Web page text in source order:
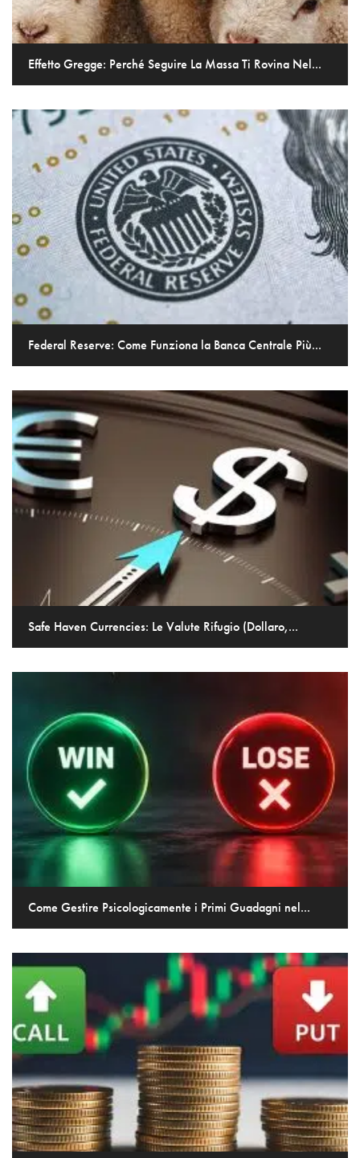
Effetto Gregge: Perché Seguire La Massa Ti Rovina Nel...
Federal Reserve: Come Funziona la Banca Centrale Più...
Safe Haven Currencies: Le Valute Rifugio (Dollaro,...
Come Gestire Psicologicamente i Primi Guadagni nel...